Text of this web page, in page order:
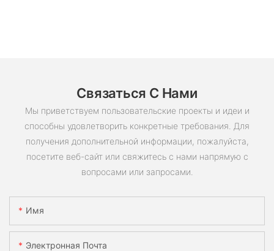
Связаться С Нами
Мы приветствуем пользовательские проекты и идеи и
способны удовлетворить конкретные требования. Для
получения дополнительной информации, пожалуйста,
посетите веб-сайт или свяжитесь с нами напрямую с
вопросами или запросами.
Имя
Электронная Почта